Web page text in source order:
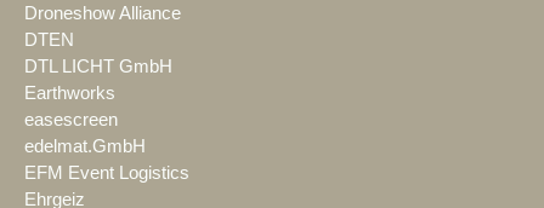
Droneshow Alliance
DTEN
DTL LICHT GmbH
Earthworks
easescreen
edelmat.GmbH
EFM Event Logistics
Ehrgeiz